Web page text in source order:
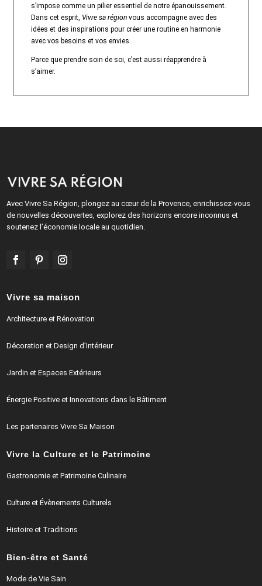
s’impose comme un pilier essentiel de notre épanouissement.
Dans cet esprit, Vivre sa région vous accompagne avec des
idées et des inspirations pour créer une routine en harmonie
avec vos besoins et vos envies.
Parce que prendre soin de soi, c’est aussi réapprendre à
s’aimer.
Avec Vivre Sa Région, plongez au cœur de la Provence, enrichissez-vous
de nouvelles découvertes, explorez des horizons encore inconnus et
soutenez l’économie locale au quotidien.
Vivre sa maison
Architecture et Rénovation
Décoration et Design d’Intérieur
Jardin et Espaces Extérieurs
Énergie Positive et Innovations dans le Bâtiment
Les partenaires Vivre Sa Maison
Vivre la Culture et le Patrimoine
Gastronomie et Patrimoine Culinaire
Culture et Évènements Culturels
Histoire et Traditions
Bien-être et Santé
Mode de Vie Sain